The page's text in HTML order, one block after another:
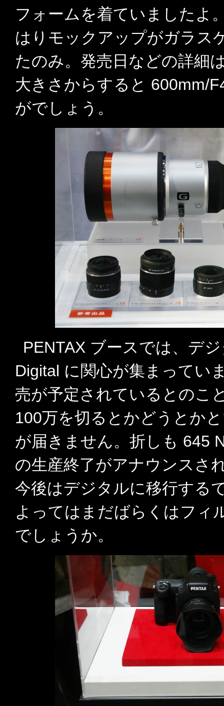
フォームを着ていましたよ
はりモックアップがガラス
たのみ。発売日などの詳細
大きさからすると 600mm/
がでしょう。
PENTAX ブースでは、デ
Digital に関心が集まってい
売が予定されているとのこ
100万を切るとかどうとか
が届きません。折しも 645
の生産終了がアナウンスさ
今後はデジタルに移行する
よってはまだばらくはフィ
でしょうか。